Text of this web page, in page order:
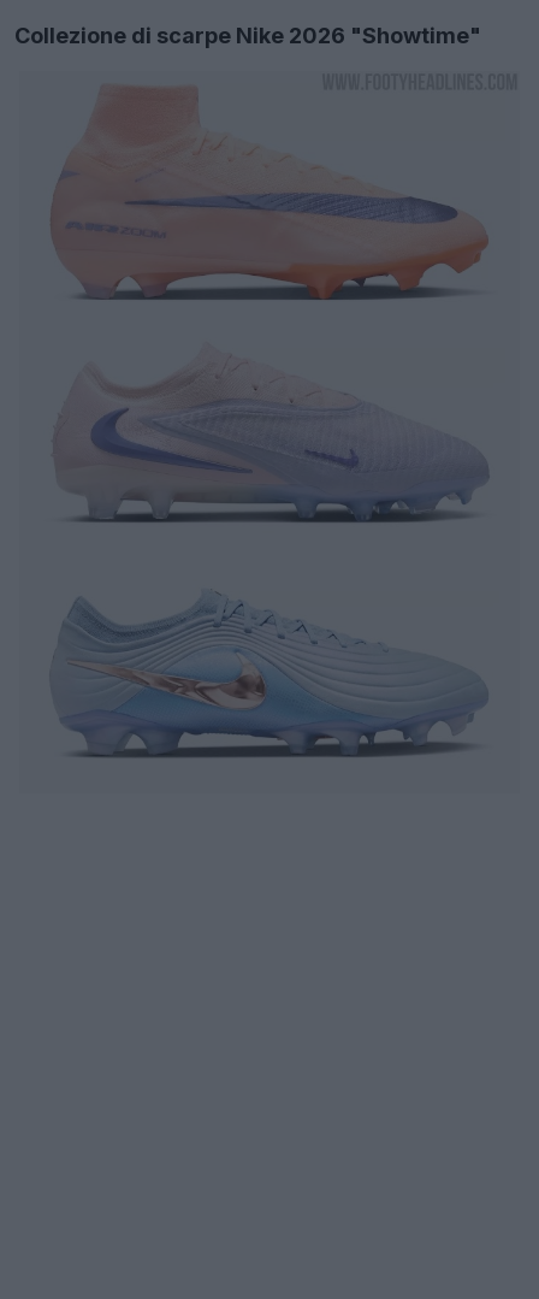
Collezione di scarpe Nike 2026 "Showtime"